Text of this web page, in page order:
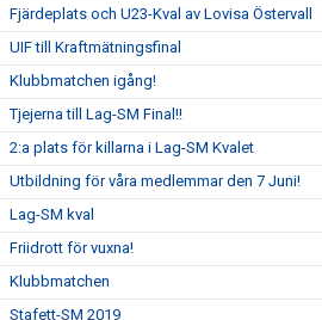
Fjärdeplats och U23-Kval av Lovisa Östervall
UIF till Kraftmätningsfinal
Klubbmatchen igång!
Tjejerna till Lag-SM Final!!
2:a plats för killarna i Lag-SM Kvalet
Utbildning för våra medlemmar den 7 Juni!
Lag-SM kval
Friidrott för vuxna!
Klubbmatchen
Stafett-SM 2019